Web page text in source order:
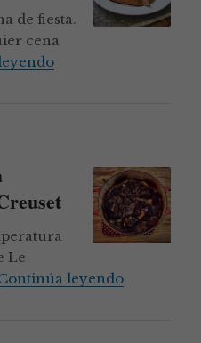
de fiesta.
cena
Salmón a (todavía
Le
leyendoRabo de